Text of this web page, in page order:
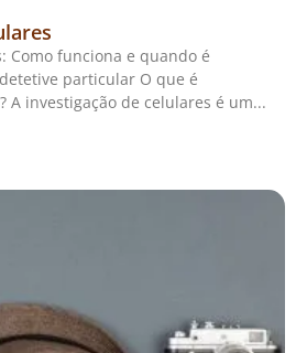
Como funciona e quando é
particular O que é
A investigação de celulares é um